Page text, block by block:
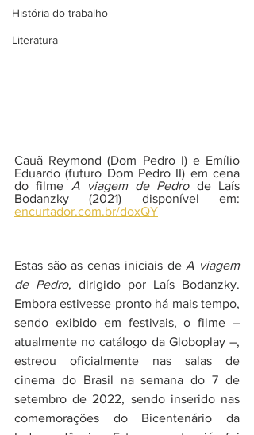
História do trabalho
Literatura
Cauã Reymond (Dom Pedro I) e Emílio
Eduardo (futuro Dom Pedro II) em cena
do filme A viagem de Pedro de Laís
encurtador.com.br/doxQY
Estas são as cenas iniciais de A viagem
de Pedro, dirigido por Laís Bodanzky.
Embora estivesse pronto há mais tempo,
sendo exibido em festivais, o filme –
atualmente no catálogo da Globoplay –,
estreou oficialmente nas salas de
cinema do Brasil na semana do 7 de
setembro de 2022, sendo inserido nas
comemorações do Bicentenário da